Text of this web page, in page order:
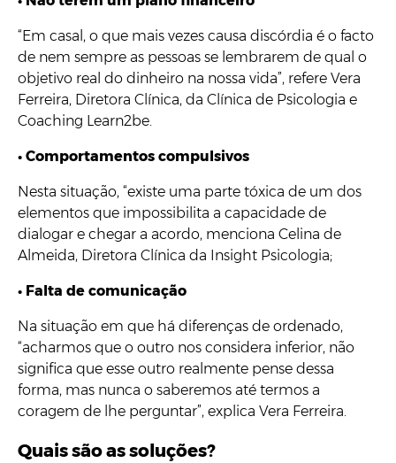
“Em casal, o que mais vezes causa discórdia é o facto
de nem sempre as pessoas se lembrarem de qual o
objetivo real do dinheiro na nossa vida”, refere Vera
Ferreira, Diretora Clínica, da Clínica de Psicologia e
Coaching Learn2be.
• Comportamentos compulsivos
Nesta situação, “existe uma parte tóxica de um dos
elementos que impossibilita a capacidade de
dialogar e chegar a acordo, menciona Celina de
Almeida, Diretora Clínica da Insight Psicologia;
• Falta de comunicação
Na situação em que há diferenças de ordenado,
“acharmos que o outro nos considera inferior, não
significa que esse outro realmente pense dessa
forma, mas nunca o saberemos até termos a
coragem de lhe perguntar”, explica Vera Ferreira.
Quais são as soluções?